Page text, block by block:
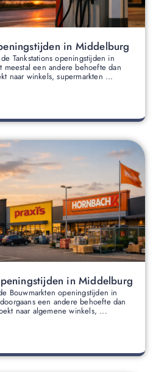
in Middelburg
Tankstations openingstijden in
een andere behoefte dan
naar winkels, supermarkten ...
in Middelburg
Bouwmarkten openingstijden in
een andere behoefte dan
naar algemene winkels, ...